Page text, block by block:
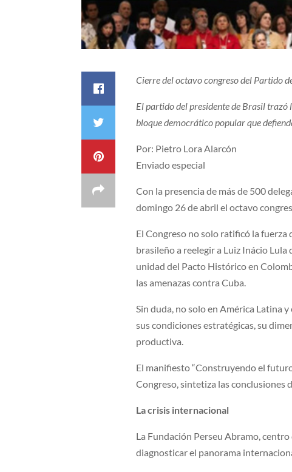
Cierre del octavo congreso del Partido
El partido del presidente de Brasil
bloque democrático popular que
Por: Pietro Lora Alarcón
Enviado especial
Con la presencia de más de 500
domingo 26 de abril el octavo
El Congreso no solo ratificó la fuerza
brasileño a reelegir a Luiz Inácio Lula
unidad del Pacto Histórico en
las amenazas contra Cuba.
Sin duda, no solo en América Latina
sus condiciones estratégicas, su
productiva.
El manifiesto “Construyendo el
Congreso, sintetiza las conclusiones
La crisis internacional
La Fundación Perseu Abramo,
diagnosticar el panorama